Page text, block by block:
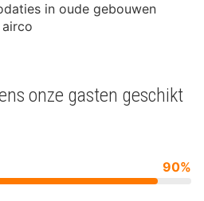
in oude gebouwen
onze gasten geschikt
90%